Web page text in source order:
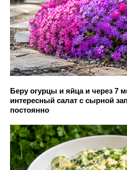
Беру огурцы и яйца и через 7
интересный салат с сырной
постоянно